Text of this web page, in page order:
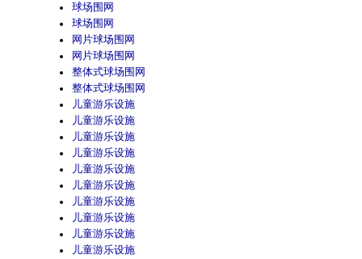
球场围网
球场围网
网片球场围网
网片球场围网
整体式球场围网
整体式球场围网
儿童游乐设施
儿童游乐设施
儿童游乐设施
儿童游乐设施
儿童游乐设施
儿童游乐设施
儿童游乐设施
儿童游乐设施
儿童游乐设施
儿童游乐设施